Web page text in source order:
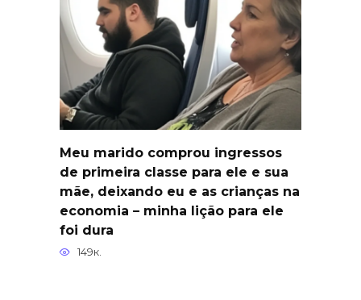
Meu marido comprou ingressos
de primeira classe para ele e sua
mãe, deixando eu e as crianças na
economia – minha lição para ele
foi dura
149к.